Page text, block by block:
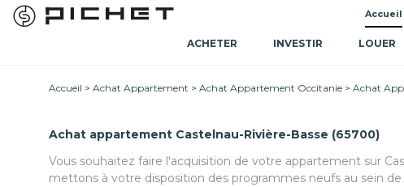
Accueil
ACHETER INVESTIR LOUER
Accueil Achat Appartement Achat Appartement Occitanie Achat
Achat appartement Castelnau-Rivière-Basse (65700)
Vous souhaitez faire l'acquisition de votre appartement sur
mettons à votre disposition des programmes neufs au sein